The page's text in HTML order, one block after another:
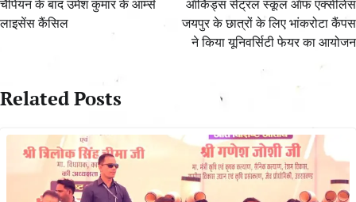
चैंपियन के बाद उमेश कुमार के आर्म्स
लाइसेंस कैंसिल
ऑर्किड्स सेंट्रल स्कूल ऑफ एक्सीलेंस
जयपुर के छात्रों के लिए भांकरोटा कैंपस
ने किया यूनिवर्सिटी फेयर का आयोजन
Related Posts